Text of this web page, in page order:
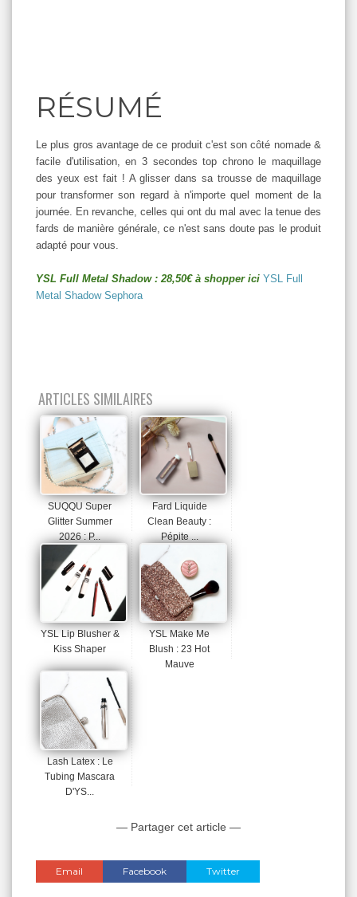
RÉSUMÉ
Le plus gros avantage de ce produit c'est son côté nomade &
facile d'utilisation, en 3 secondes top chrono le maquillage
des yeux est fait ! A glisser dans sa trousse de maquillage
pour transformer son regard à n'importe quel moment de la
journée. En revanche, celles qui ont du mal avec la tenue des
fards de manière générale, ce n'est sans doute pas le produit
adapté pour vous.
YSL Full Metal Shadow : 28,50€ à shopper ici YSL Full
Metal Shadow Sephora
ARTICLES SIMILAIRES
SUQQU Super
Glitter Summer
2026 : P...
Fard Liquide
Clean Beauty :
Pépite ...
YSL Lip Blusher &
Kiss Shaper
YSL Make Me
Blush : 23 Hot
Mauve
Lash Latex : Le
Tubing Mascara
D'YS...
— Partager cet article —
Email Facebook Twitter